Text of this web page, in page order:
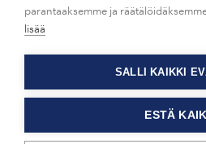
OTA YHTEYTTÄ
parantaaksemme ja
lisää
SALLI KAIKKI
ESTÄ